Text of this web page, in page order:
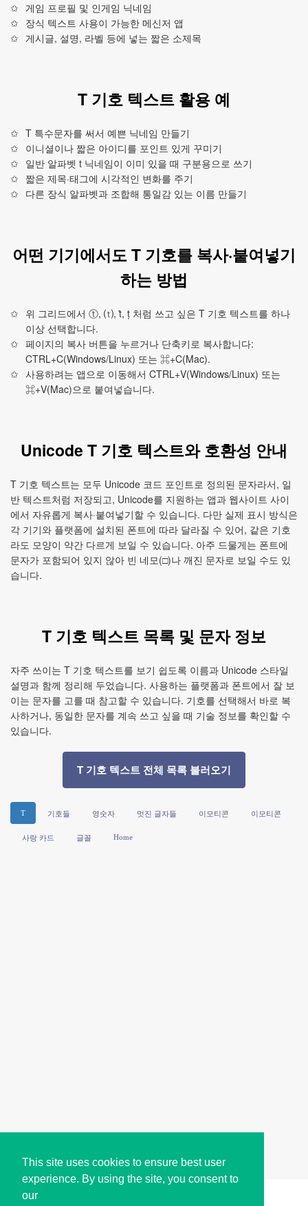
This site uses cookies to ensure best user
experience. By using the site, you consent to
our
게임 프로필 및 인게임 닉네임
장식 텍스트 사용이 가능한 메신저 앱
게시글, 설명, 라벨 등에 넣는 짧은 소제목
T 기호 텍스트 활용 예
T 특수문자를 써서 예쁜 닉네임 만들기
이니셜이나 짧은 아이디를 포인트 있게 꾸미기
일반 알파벳 t 닉네임이 이미 있을 때 구분용으로 쓰기
짧은 제목·태그에 시각적인 변화를 주기
다른 장식 알파벳과 조합해 통일감 있는 이름 만들기
어떤 기기에서도 T 기호를 복사·붙여넣기
하는 방법
위 그리드에서 ⓣ, ⒯, ṫ, ṭ 처럼 쓰고 싶은 T 기호 텍스트를 하나
이상 선택합니다.
페이지의 복사 버튼을 누르거나 단축키로 복사합니다:
CTRL+C(Windows/Linux) 또는 ⌘+C(Mac).
사용하려는 앱으로 이동해서 CTRL+V(Windows/Linux) 또는
⌘+V(Mac)으로 붙여넣습니다.
Unicode T 기호 텍스트와 호환성 안내
T 기호 텍스트는 모두 Unicode 코드 포인트로 정의된 문자라서, 일
반 텍스트처럼 저장되고, Unicode를 지원하는 앱과 웹사이트 사이
에서 자유롭게 복사·붙여넣기할 수 있습니다. 다만 실제 표시 방식은
각 기기와 플랫폼에 설치된 폰트에 따라 달라질 수 있어, 같은 기호
라도 모양이 약간 다르게 보일 수 있습니다. 아주 드물게는 폰트에
문자가 포함되어 있지 않아 빈 네모(□)나 깨진 문자로 보일 수도 있
습니다.
T 기호 텍스트 목록 및 문자 정보
자주 쓰이는 T 기호 텍스트를 보기 쉽도록 이름과 Unicode 스타일
설명과 함께 정리해 두었습니다. 사용하는 플랫폼과 폰트에서 잘 보
이는 문자를 고를 때 참고할 수 있습니다. 기호를 선택해서 바로 복
사하거나, 동일한 문자를 계속 쓰고 싶을 때 기술 정보를 확인할 수
있습니다.
T 기호 텍스트 전체 목록 불러오기
T 기호들 영숫자 멋진 글자들 이모티콘 이모티콘
사랑 카드 글꼴 Home